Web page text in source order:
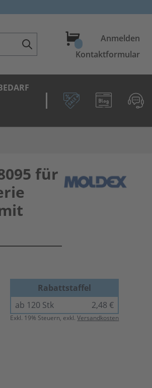
WarenkorbAnmelden
Kontaktformular
für
Rabattstaffel
ab 120 Stk
2,48 €
Exkl. 19% Steuern, exkl.Versandkosten